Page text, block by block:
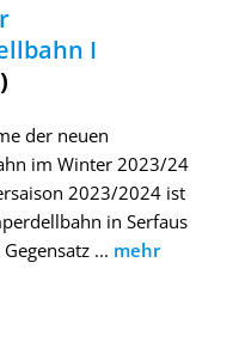
I
der neuen
im Winter 2023/24
2023/2024 ist
in Serfaus
... mehr